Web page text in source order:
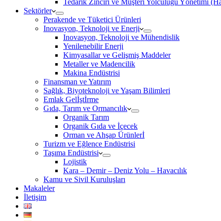
Tedarik Zinciri ve Müşteri Yolculuğu Yönetimi
Sektörler
Perakende ve Tüketici Ürünleri
Inovasyon, Teknoloji ve Enerji
Inovasyon, Teknoloji ve Mühendislik
Yenilenebilir Enerji
Kimyasallar ve Gelişmiş Maddeler
Metaller ve Madencilik
Makina Endüstrisi
Finansman ve Yatırım
Sağlık, Biyoteknoloji ve Yaşam Bilimleri
Emlak Gelİştİrme
Gıda, Tarım ve Ormancılık
Organik Tarım
Organik Gıda ve İçecek
Orman ve Ahşap Ürünlerİ
Turizm ve Eğlence Endüstrisi
Taşıma Endüstrisi
Lojistik
Kara – Demir – Deniz Yolu – Havacılık
Kamu ve Sivil Kuruluşları
Makaleler
İletişim